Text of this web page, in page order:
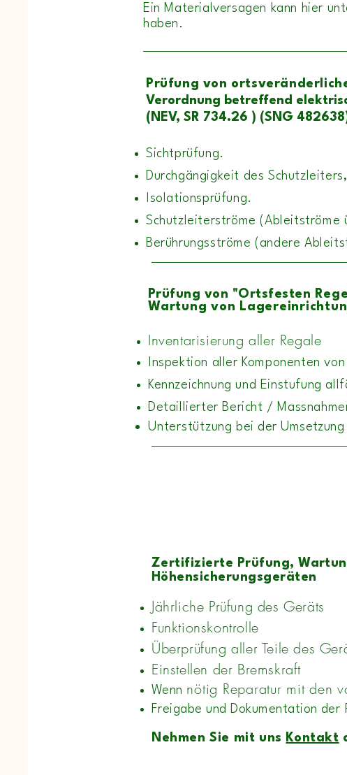
Ein Materialversagen kann hier
haben.
Prüfung von
​​​Verordnung betreffend
(NEV, SR 734.26 ) (SNG
Sichtprüfung.
Durchgängigkeit des
Isolationsprüfung.
Schutzleiterströme (Ableitströme
Berührungsströme (andere
Prüfung von "Ortsfesten
Wartung von
Inventarisierung aller Regale
Inspektion aller Komponenten von
Kennzeichnung und Einstufung
Detaillierter Bericht /
Unterstützung bei der
Zertifizierte Prüfung,
Höhensicherungsgeräten
Jährliche Prüfung des Geräts​
Funktionskontrolle
​Überprüfung aller Teile des
Einstellen der Bremskraft
Wenn nötig Reparatur mit den
Freigabe und Dokumentation der
Nehmen Sie mit uns Kontakt